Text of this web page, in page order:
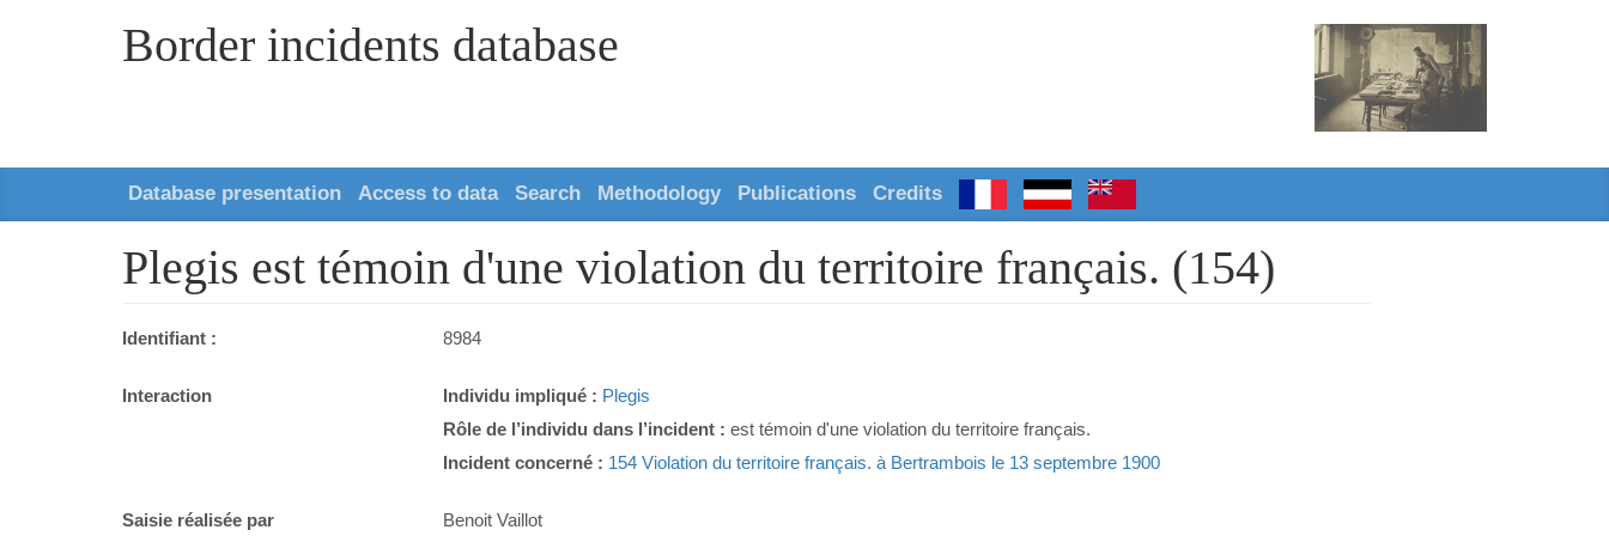
Border incidents database
Database presentation Access to data Search Methodology Publications Credits
Plegis est témoin d'une violation du territoire français. (154)
Identifiant : 8984
Interaction Individu impliqué : Plegis
Rôle de l’individu dans l’incident : est témoin d'une violation du territoire français.
Incident concerné : 154 Violation du territoire français. à Bertrambois le 13 septembre 1900
Saisie réalisée par Benoit Vaillot